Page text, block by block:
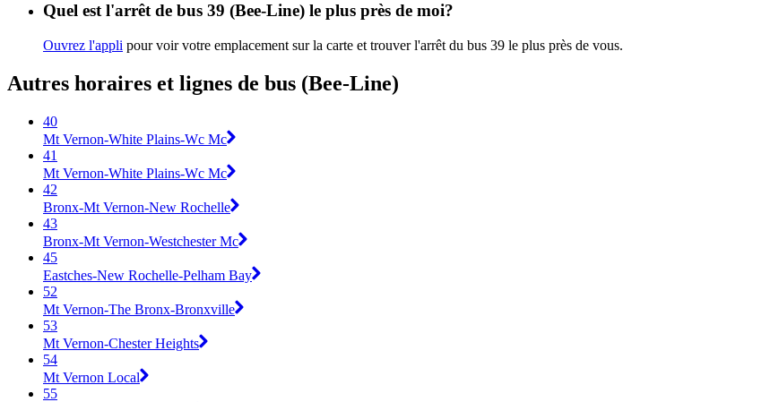
Quel est l'arrêt de bus 39 (Bee-Line) le plus près de moi?
Ouvrez l'appli pour voir votre emplacement sur la carte et trouver l'arrêt du bus 39 le plus près de vous.
Autres horaires et lignes de bus (Bee-Line)
40
Mt Vernon-White Plains-Wc Mc
41
Mt Vernon-White Plains-Wc Mc
42
Bronx-Mt Vernon-New Rochelle
43
Bronx-Mt Vernon-Westchester Mc
45
Eastches-New Rochelle-Pelham Bay
52
Mt Vernon-The Bronx-Bronxville
53
Mt Vernon-Chester Heights
54
Mt Vernon Local
55